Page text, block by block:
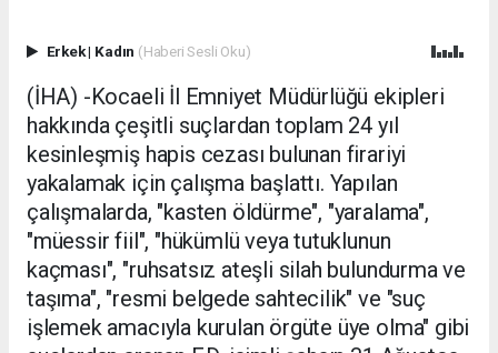
Erkek| Kadın (Haberi Sesli Oku)
(İHA) -Kocaeli İl Emniyet Müdürlüğü ekipleri
hakkında çeşitli suçlardan toplam 24 yıl
kesinleşmiş hapis cezası bulunan firariyi
yakalamak için çalışma başlattı. Yapılan
çalışmalarda, "kasten öldürme", "yaralama",
"müessir fiil", "hükümlü veya tutuklunun
kaçması", "ruhsatsız ateşli silah bulundurma ve
taşıma", "resmi belgede sahtecilik" ve "suç
işlemek amacıyla kurulan örgüte üye olma" gibi